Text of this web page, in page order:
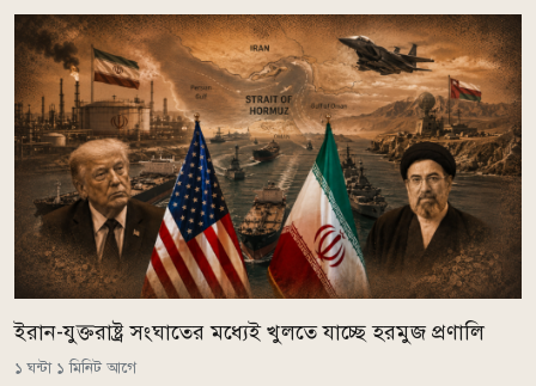
ইরান-যুক্তরাষ্ট্র সংঘাতের মধ্যেই খুলতে যাচ্ছে হরমুজ প্রণালি
১ ঘন্টা ১ মিনিট আগে